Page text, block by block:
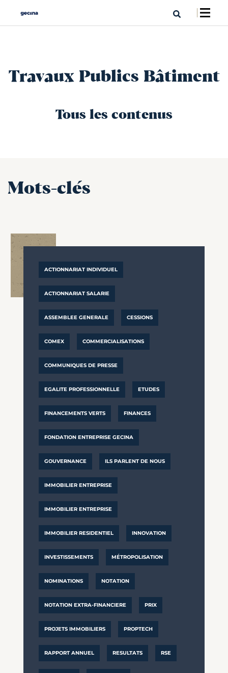
Travaux Publics Bâtiment
Tous les contenus
Mots-clés
ACTIONNARIAT INDIVIDUEL
ACTIONNARIAT SALARIE
ASSEMBLEE GENERALE CESSIONS
COMEX COMMERCIALISATIONS
COMMUNIQUES DE PRESSE
EGALITE PROFESSIONNELLE ETUDES
FINANCEMENTS VERTS FINANCES
FONDATION ENTREPRISE GECINA
GOUVERNANCE ILS PARLENT DE NOUS
IMMOBILIER ENTREPRISE
IMMOBILIER ENTREPRISE
IMMOBILIER RESIDENTIEL INNOVATION
INVESTISSEMENTS MÉTROPOLISATION
NOMINATIONS NOTATION
NOTATION EXTRA-FINANCIERE PRIX
PROJETS IMMOBILIERS PROPTECH
RAPPORT ANNUEL RESULTATS RSE